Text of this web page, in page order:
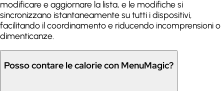
modificare e aggiornare la lista, e le modifiche si
sincronizzano istantaneamente su tutti i dispositivi,
facilitando il coordinamento e riducendo incomprensioni o
dimenticanze.
Posso contare le calorie con MenuMagic?